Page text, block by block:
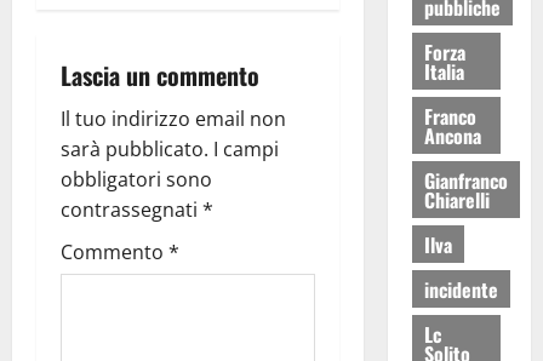
Lascia un commento
Il tuo indirizzo email non
sarà pubblicato. I campi
obbligatori sono
contrassegnati *
Commento *
pubbliche
Forza
Italia
Franco
Ancona
Gianfranco
Chiarelli
Ilva
incidente
Lc
Solito